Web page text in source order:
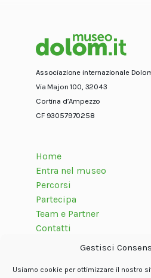
Gestisci
Usiamo cookie per ottimizzare il nostro
Associazione internazionale
Via Majon 100, 32043
Cortina d’Ampezzo
CF 93057970258
Home
Entra nel museo
Percorsi
Partecipa
Team e Partner
Contatti
Seguici su